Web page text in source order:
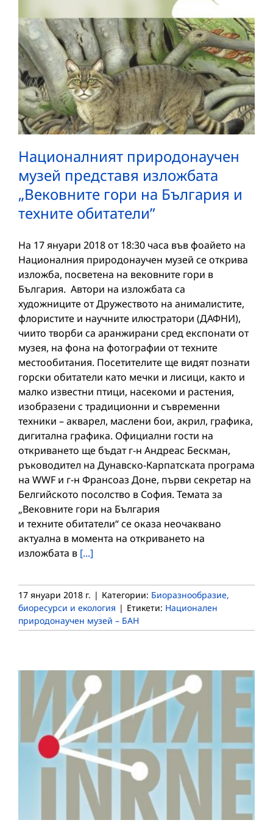
Националният природонаучен
музей представя изложбата
„Вековните гори на България и
техните обитатели”
На 17 януари 2018 от 18:30 часа във фоайето на
Националния природонаучен музей се открива
изложба, посветена на вековните гори в
България. Автори на изложбата са
художниците от Дружеството на анималистите,
флористите и научните илюстратори (ДАФНИ),
чиито творби са аранжирани сред експонати от
музея, на фона на фотографии от техните
местообитания. Посетителите ще видят познати
горски обитатели като мечки и лисици, както и
малко известни птици, насекоми и растения,
изобразени с традиционни и съвременни
техники – акварел, маслени бои, акрил, графика,
дигитална графика. Официални гости на
откриването ще бъдат г-н Андреас Бескман,
ръководител на Дунавско-Карпатската програма
на WWF и г-н Франсоаз Доне, първи секретар на
Белгийското посолство в София. Темата за
„Вековните гори на България
и техните обитатели“ се оказа неочаквано
актуална в момента на откриването на
изложбата в [...]
17 януари 2018 г. | Категории: Биоразнообразие,
биоресурси и екология | Етикети: Национален
природонаучен музей – БАН